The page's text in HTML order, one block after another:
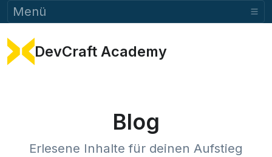
Menü
DevCraft Academy
Blog
Erlesene Inhalte für deinen Aufstieg